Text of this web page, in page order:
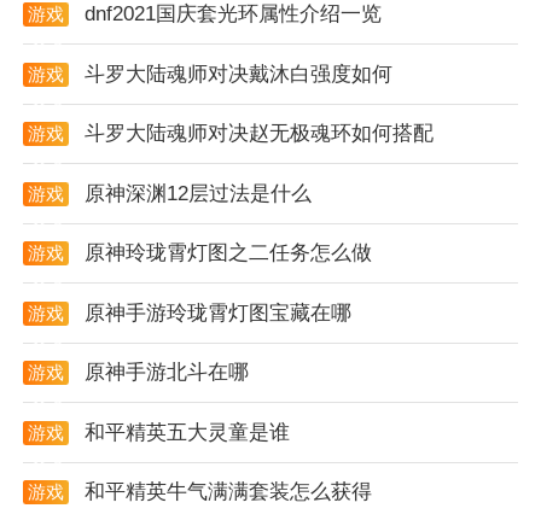
app优势
1. 功能全面：涵盖了视频剪辑、音频调整、特效添加等
多个方面，满足多样化创作需求。
2. 兼容性强：支持多种视频格式的导入和输出，无需担
心格式不兼容的问题。
3. 操作便捷：简化编辑流程，界面简洁直观，降低了学
习成本。
4. 高效输出：确保视频编辑后能够快速导出，节省用户
时间。
5. 稳定性强：软件运行稳定，减少了崩溃和卡顿现象，
游戏
dnf2021国庆套光环属性介绍一览
游戏
斗罗大陆魂师对决戴沐白强度如何
游戏
斗罗大陆魂师对决赵无极魂环如何搭配
游戏
原神深渊12层过法是什么
游戏
原神玲珑霄灯图之二任务怎么做
游戏
原神手游玲珑霄灯图宝藏在哪
游戏
原神手游北斗在哪
游戏
和平精英五大灵童是谁
游戏
和平精英牛气满满套装怎么获得